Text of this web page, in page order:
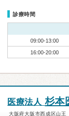
診療時間
09:00-13:00
16:00-20:00
医療法人杉本
大阪府大阪市西成区山王